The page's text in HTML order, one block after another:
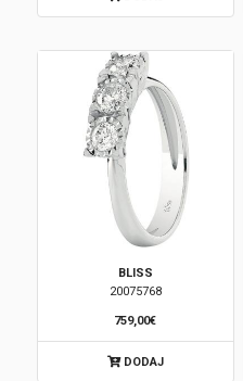
BLISS
20075768
759,00€
DODAJ